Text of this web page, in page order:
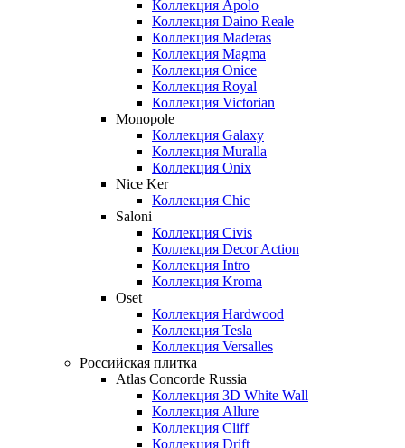
Коллекция Apolo
Коллекция Daino Reale
Коллекция Maderas
Коллекция Magma
Коллекция Onice
Коллекция Royal
Коллекция Victorian
Monopole
Коллекция Galaxy
Коллекция Muralla
Коллекция Onix
Nice Ker
Коллекция Сhic
Saloni
Коллекция Civis
Коллекция Decor Action
Коллекция Intro
Коллекция Kroma
Oset
Коллекция Hardwood
Коллекция Tesla
Коллекция Versalles
Российская плитка
Atlas Concorde Russia
Коллекция 3D White Wall
Коллекция Allure
Коллекция Cliff
Коллекция Drift